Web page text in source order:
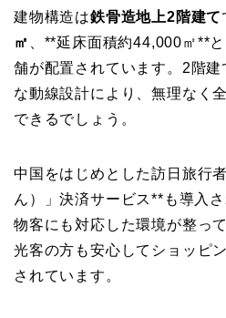
建物構造は鉄骨造地上2階建て
㎡
、**延床面積約44,000㎡**
舗が配置されています。2階
な動線設計により、無理なく
できるでしょう。
中国をはじめとした訪日旅行
ん）」決済サービス**も導入
物客にも対応した環境が整っ
光客の方も安心してショッピ
されています。